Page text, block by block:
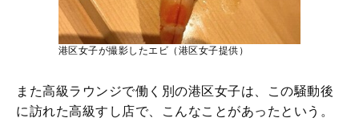
港区女子が撮影したエビ（港区女子提供）
また高級ラウンジで働く別の港区女子は、この騒動後
に訪れた高級すし店で、こんなことがあったという。